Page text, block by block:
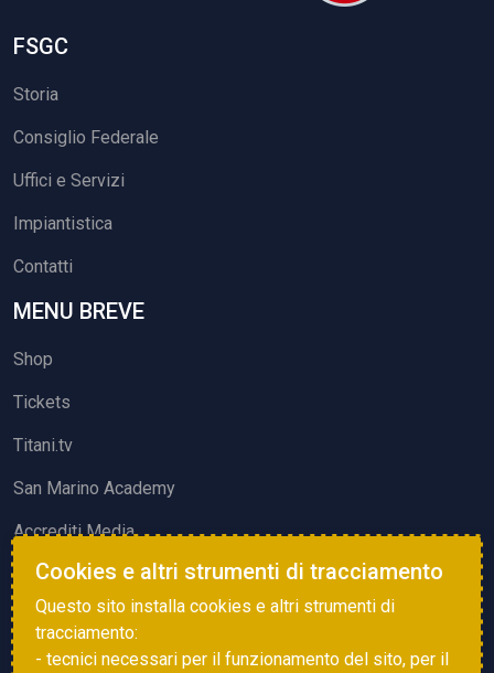
FSGC
Storia
Consiglio Federale
Uffici e Servizi
Impiantistica
Contatti
MENU BREVE
Shop
Tickets
Titani.tv
San Marino Academy
Accrediti Media
ATTIVITÀ ED EVENTI
Squadre di Calcio
Associazione Sammarinese Arbitri
Cookies e altri strumenti di tracciamento
Questo sito installa cookies e altri strumenti di
tracciamento:
- tecnici necessari per il funzionamento del sito, per il